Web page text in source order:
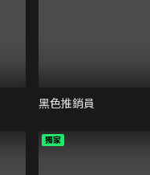
黑色推銷員
獨家